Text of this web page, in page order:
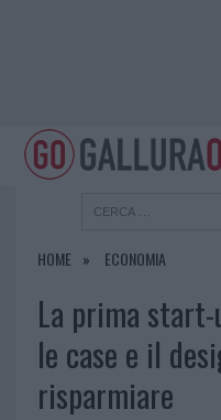
HOME ECONOMIA
La prima
le case e il
risparmiare